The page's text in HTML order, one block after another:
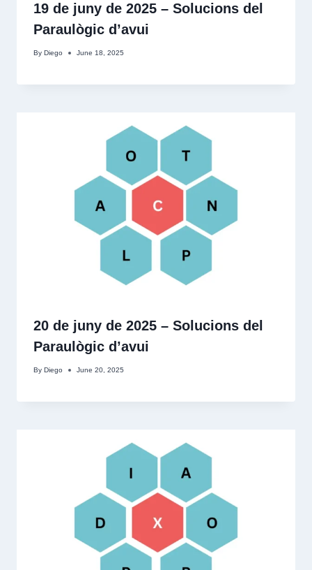
19 de juny de 2025 – Solucions del
Paraulògic d’avui
By Diego June 18, 2025
20 de juny de 2025 – Solucions del
Paraulògic d’avui
By Diego June 20, 2025